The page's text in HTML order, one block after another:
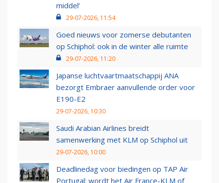
middel’
29-07-2026, 11:54
Goed nieuws voor zomerse debutanten
op Schiphol: ook in de winter alle ruimte
29-07-2026, 11:20
Japanse luchtvaartmaatschappij ANA
bezorgt Embraer aanvullende order voor
E190-E2
29-07-2026, 10:30
Saudi Arabian Airlines breidt
samenwerking met KLM op Schiphol uit
29-07-2026, 10:00
Deadlinedag voor biedingen op TAP Air
Portugal: wordt het Air France-KLM of